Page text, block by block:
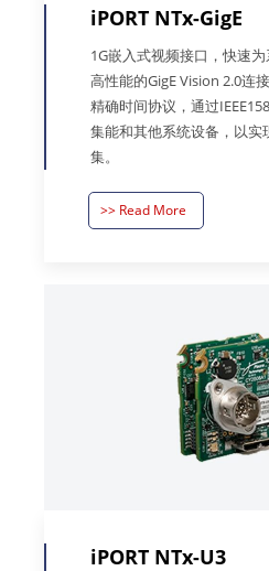
iPORT NTx-GigE
1G嵌入式视频接口，快速
高性能的GigE Vision 2.0连
精确时间协议，通过
集能和其他系统设备，以实
集。
>> Read More
iPORT NTx-U3